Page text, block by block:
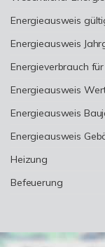
Energieausweis
Energieausweis
Energieverbrauch
Energieausweis
Energieausweis
Energieausweis
Heizung
Befeuerung